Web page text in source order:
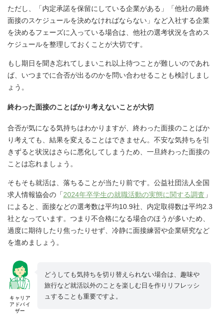
ただし、「内定承諾を保留にしている企業がある」「他社の最終
面接のスケジュールを決めなければならない」など入社する企業
を決めるフェーズに入っている場合は、他社の選考状況を含めス
ケジュールを整理しておくことが大切です。
もし期日を聞き忘れてしまいこれ以上待つことが難しいのであれ
ば、いつまでに合否が出るのかを問い合わせることも検討しまし
ょう。
終わった面接のことばかり考えないことが大切
合否が気になる気持ちはわかりますが、終わった面接のことばか
り考えても、結果を変えることはできません。不安な気持ちを引
きずると状況はさらに悪化してしまうため、一旦終わった面接の
ことは忘れましょう。
そもそも就活は、落ちることが当たり前です。公益社団法人全国
求人情報協会の「2024年卒学生の就職活動の実態に関する調査 」
によると、面接などの選考数は平均10.9社、内定取得数は平均2.3
社となっています。つまり不合格になる場合のほうが多いため、
過度に期待したり焦ったりせず、冷静に面接練習や企業研究など
を進めましょう。
キャリア
アドバイ
ザー
どうしても気持ちを切り替えられない場合は、趣味や
旅行など就活以外のことを楽しむ日を作りリフレッシ
ュすることも重要ですよ。